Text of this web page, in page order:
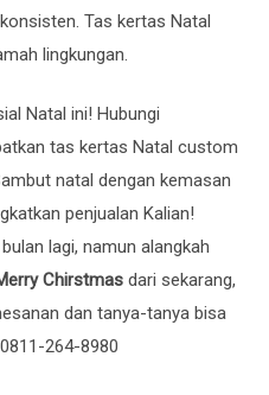
Tas kertas Natal
lingkungan.
Natal ini! Hubungi
tas kertas Natal custom
natal dengan kemasan
penjualan Kalian!
lagi, namun alangkah
Chirstmas dari sekarang,
dan tanya-tanya bisa
0811-264-8980